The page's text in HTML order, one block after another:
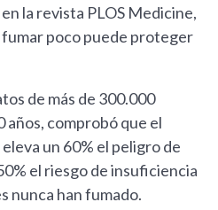
la revista PLOS Medicine,
fumar poco puede proteger
de más de 300.000
comprobó que el
un 60% el peligro de
el riesgo de insuficiencia
nunca han fumado.